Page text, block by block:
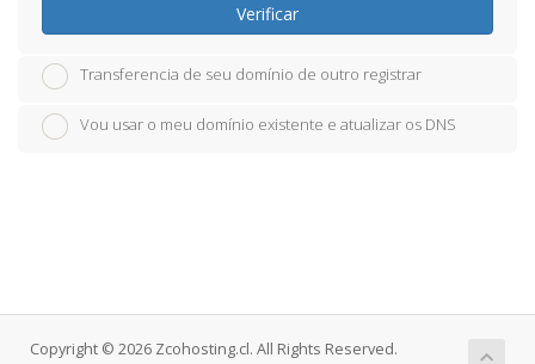
Verificar
Transferencia de seu domínio de outro registrar
Vou usar o meu domínio existente e atualizar os DNS
Copyright © 2026 Zcohosting.cl. All Rights Reserved.